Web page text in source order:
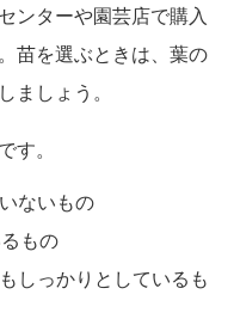
ンターや園芸店で購入
苗を選ぶときは、葉の
ましょう。
す。
ないもの
もの
しっかりとしているも